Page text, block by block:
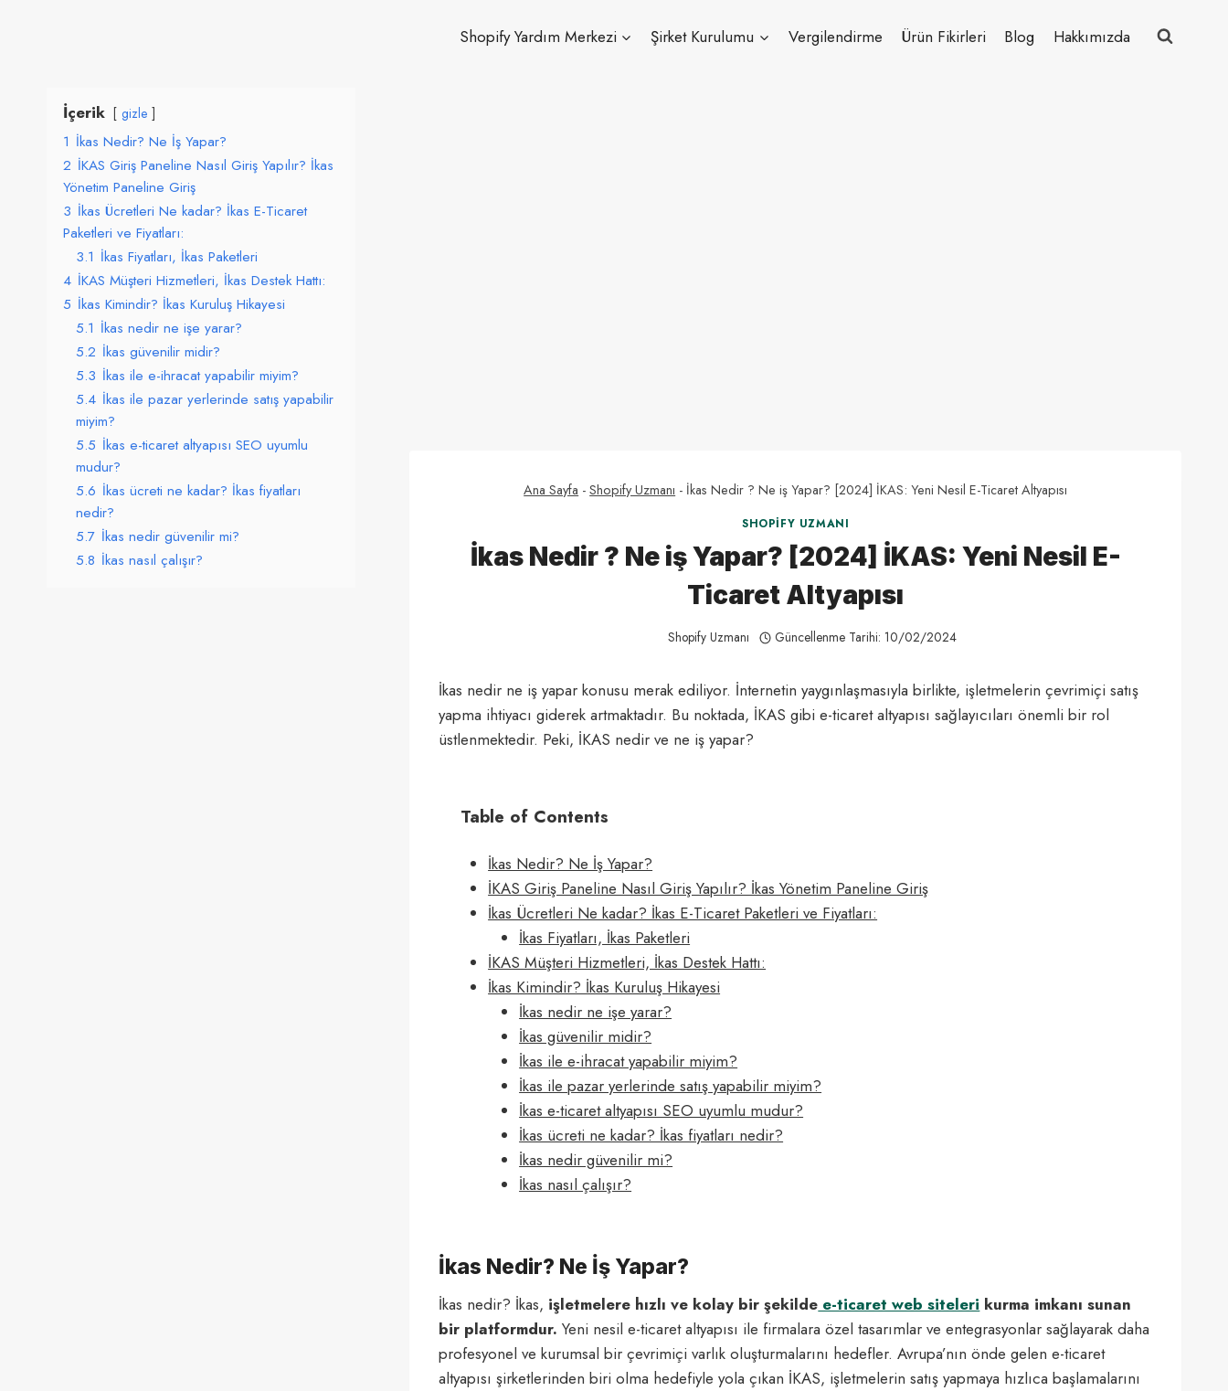
Shopify Yardım Merkezi Şirket Kurulumu Vergilendirme Ürün Fikirleri Blog Hakkımızda
Ana Sayfa -Shopify Uzmanı - İkas Nedir ? Ne iş Yapar? [2024] İKAS: Yeni Nesil E-Ticaret Altyapısı
SHOPIFY UZMANI
İkas Nedir ? Ne iş Yapar? [2024] İKAS: Yeni Nesil E-
Ticaret Altyapısı
Shopify Uzmanı Güncellenme Tarihi: 10/02/2024
İkas nedir ne iş yapar konusu merak ediliyor. İnternetin yaygınlaşmasıyla birlikte, işletmelerin çevrimiçi satış
yapma ihtiyacı giderek artmaktadır. Bu noktada, İKAS gibi e-ticaret altyapısı sağlayıcıları önemli bir rol
üstlenmektedir. Peki, İKAS nedir ve ne iş yapar?
Table of Contents
İkas Nedir? Ne İş Yapar?
İKAS Giriş Paneline Nasıl Giriş Yapılır? İkas Yönetim Paneline Giriş
İkas Ücretleri Ne kadar? İkas E-Ticaret Paketleri ve Fiyatları:
İkas Fiyatları, İkas Paketleri
İKAS Müşteri Hizmetleri, İkas Destek Hattı:
İkas Kimindir? İkas Kuruluş Hikayesi
İkas nedir ne işe yarar?
İkas güvenilir midir?
İkas ile e-ihracat yapabilir miyim?
İkas ile pazar yerlerinde satış yapabilir miyim?
İkas e-ticaret altyapısı SEO uyumlu mudur?
İkas ücreti ne kadar? İkas fiyatları nedir?
İkas nedir güvenilir mi?
İkas nasıl çalışır?
İkas Nedir? Ne İş Yapar?
İkas nedir? İkas, işletmelere hızlı ve kolay bir şekilde e-ticaret web siteleri kurma imkanı sunan
bir platformdur.Yeni nesil e-ticaret altyapısı ile firmalara özel tasarımlar ve entegrasyonlar sağlayarak daha
profesyonel ve kurumsal bir çevrimiçi varlık oluşturmalarını hedefler. Avrupa’nın önde gelen e-ticaret
altyapısı şirketlerinden biri olma hedefiyle yola çıkan İKAS, işletmelerin satış yapmaya hızlıca başlamalarını
İçerik gizle
1 İkas Nedir? Ne İş Yapar?
2 İKAS Giriş Paneline Nasıl Giriş Yapılır? İkas
Yönetim Paneline Giriş
3 İkas Ücretleri Ne kadar? İkas E-Ticaret
Paketleri ve Fiyatları:
3.1 İkas Fiyatları, İkas Paketleri
4 İKAS Müşteri Hizmetleri, İkas Destek Hattı:
5 İkas Kimindir? İkas Kuruluş Hikayesi
5.1 İkas nedir ne işe yarar?
5.2 İkas güvenilir midir?
5.3 İkas ile e-ihracat yapabilir miyim?
5.4 İkas ile pazar yerlerinde satış yapabilir
miyim?
5.5 İkas e-ticaret altyapısı SEO uyumlu
mudur?
5.6 İkas ücreti ne kadar? İkas fiyatları
nedir?
5.7 İkas nedir güvenilir mi?
5.8 İkas nasıl çalışır?